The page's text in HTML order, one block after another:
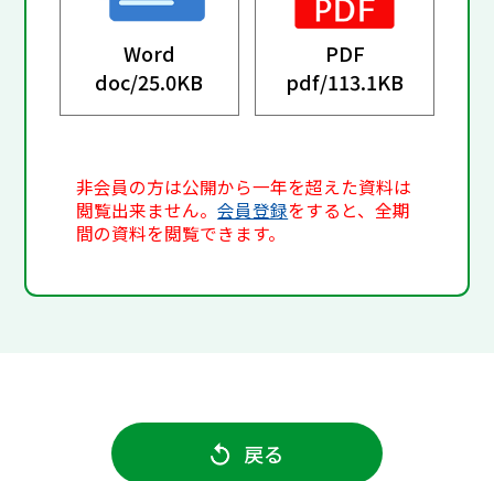
Word
doc/25.0KB
PDF
pdf/113.1KB
非会員の方は公開から一年を超えた資料は
閲覧出来ません。会員登録をすると、全期
間の資料を閲覧できます。
戻る